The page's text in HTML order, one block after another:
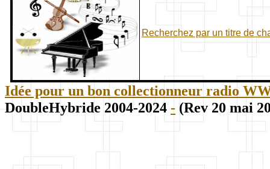
Recherchez par un titre de
Idée pour un bon collectionneur radio
DoubleHybride 2004-2024 - (Rev 20 mai